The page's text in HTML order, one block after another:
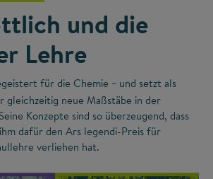
und die
Lehre
für die Chemie – und setzt als
gleichzeitig neue Maßstäbe in der
Konzepte sind so überzeugend, dass
dafür den Ars legendi-Preis für
verliehen hat.